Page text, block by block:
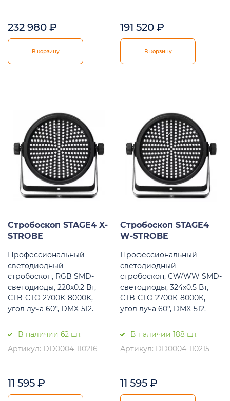
232 980 ₽
В корзину
191 520 ₽
В корзину
Стробоскоп STAGE4 X-
STROBE
Профессиональный
светодиодный
стробоскоп, RGB SMD-
светодиоды, 220х0.2 Вт,
СTB-CTO 2700К-8000К,
угол луча 60°, DMX-512.
В наличии 62 шт.
Артикул: DD0004-110216
11 595 ₽
Стробоскоп STAGE4
W-STROBE
Профессиональный
светодиодный
стробоскоп, CW/WW SMD-
светодиоды, 324х0.5 Вт,
СTB-CTO 2700К-8000К,
угол луча 60°, DMX-512.
В наличии 188 шт.
Артикул: DD0004-110215
11 595 ₽